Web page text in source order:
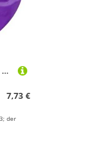
WHAMVOX Stabiler Yoga Ball Halter Aufblasbare Basis Robuster Ring Rutschfester Gymnastikball Ständer Sitzhalterung Für Fitness Pilates Übungen Zuhause
7,73 €
der